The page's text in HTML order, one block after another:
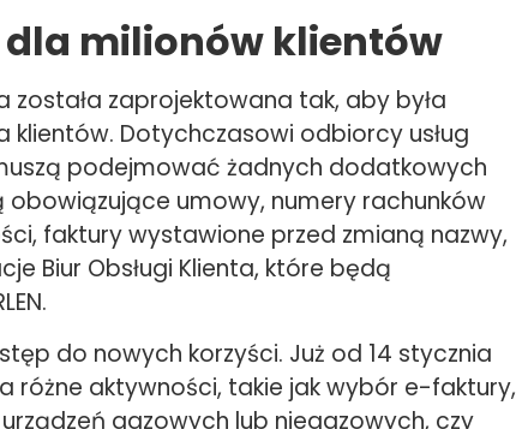
dla milionów klientów
została zaprojektowana tak, aby była
klientów. Dotychczasowi odbiorcy usług
podejmować żadnych dodatkowych
obowiązujące umowy, numery rachunków
faktury wystawione przed zmianą nazwy,
Biur Obsługi Klienta, które będą
do nowych korzyści. Już od 14 stycznia
różne aktywności, takie jak wybór e-faktury,
urządzeń gazowych lub niegazowych, czy